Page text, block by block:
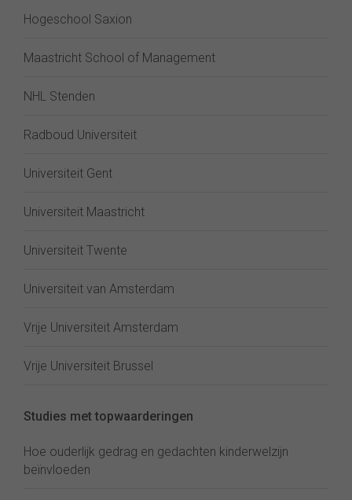
Hogeschool Saxion
Maastricht School of Management
NHL Stenden
Radboud Universiteit
Universiteit Gent
Universiteit Maastricht
Universiteit Twente
Universiteit van Amsterdam
Vrije Universiteit Amsterdam
Vrije Universiteit Brussel
Studies met topwaarderingen
Hoe ouderlijk gedrag en gedachten kinderwelzijn
beïnvloeden